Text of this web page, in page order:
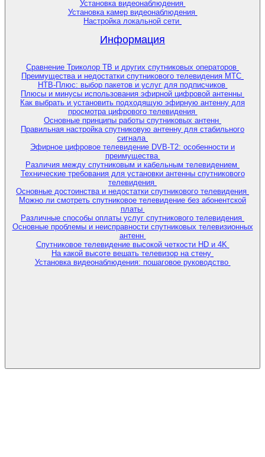
Установка видеонаблюдения
Установка камер видеонаблюдения
Настройка локальной сети
Информация
Сравнение Триколор ТВ и других спутниковых операторов
Преимущества и недостатки спутникового телевидения МТС
НТВ-Плюс: выбор пакетов и услуг для подписчиков
Плюсы и минусы использования эфирной цифровой антенны
Как выбрать и установить подходящую эфирную антенну для
просмотра цифрового телевидения
Основные принципы работы спутниковых антенн
Правильная настройка спутниковую антенну для стабильного
сигнала
Эфирное цифровое телевидение DVB-T2: особенности и
преимущества
Различия между спутниковым и кабельным телевидением
Технические требования для установки антенны спутникового
телевидения
Основные достоинства и недостатки спутникового телевидения
Можно ли смотреть спутниковое телевидение без абонентской
платы
Различные способы оплаты услуг спутникового телевидения
Основные проблемы и неисправности спутниковых телевизионных
антенн
Спутниковое телевидение высокой четкости HD и 4K
На какой высоте вешать телевизор на стену
Установка видеонаблюдения: пошаговое руководство